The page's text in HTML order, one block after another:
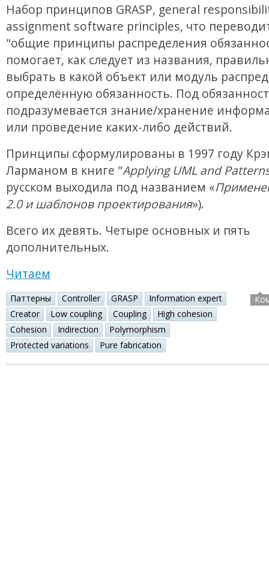
Набор принципов GRASP, general
assignment software principles, что
"общие принципы распределения
помогает, как следует из названия,
выбрать в какой объект или модуль
определённую обязанность. Под
подразумевается знание/хранение
или проведение каких-либо действий.
Принципы сформулированы в 1997 году
Ларманом в книге "Applying UML and
русском выходила под названием «
2.0 и шаблонов проектирования»).
Всего их девять. Четыре основных и пять
дополнительных.
Читаем
Паттерны Controller GRASP
Information expert
Creator
Low coupling Coupling
High cohesion
Cohesion
Indirection
Polymorphism
Protected variations
Pure fabrication